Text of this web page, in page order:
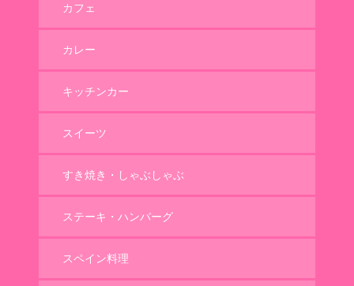
カフェ
カレー
キッチンカー
スイーツ
すき焼き・しゃぶしゃぶ
ステーキ・ハンバーグ
スペイン料理